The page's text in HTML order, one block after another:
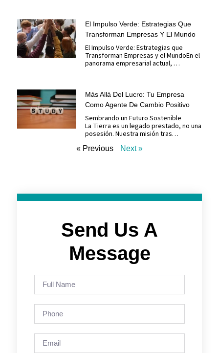
El Impulso Verde: Estrategias Que
Transforman Empresas Y El Mundo
El Impulso Verde: Estrategias que
Transforman Empresas y el MundoEn el
panorama empresarial actual, …
Más Allá Del Lucro: Tu Empresa
Como Agente De Cambio Positivo
Sembrando un Futuro Sostenible
La Tierra es un legado prestado, no una
posesión. Nuestra misión tras…
« Previous Next »
Send Us A
Message